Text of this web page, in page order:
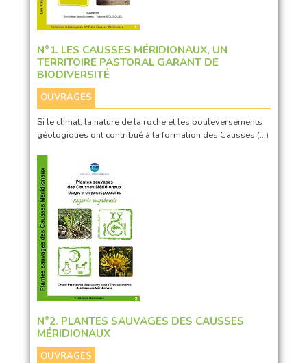
N°1. LES CAUSSES MÉRIDIONAUX, UN
TERRITOIRE PASTORAL GARANT DE
BIODIVERSITÉ
OUVRAGES
Si le climat, la nature de la roche et les bouleversements
géologiques ont contribué à la formation des Causses (…)
N°2. PLANTES SAUVAGES DES CAUSSES
MÉRIDIONAUX
OUVRAGES